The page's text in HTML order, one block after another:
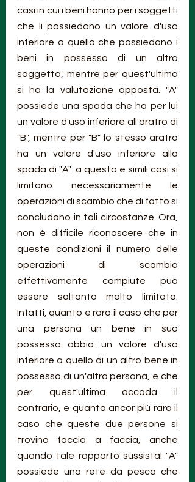
casi in cui i beni hanno per i soggetti
che li possiedono un valore d'uso
inferiore a quello che possiedono i
beni in possesso di un altro
soggetto, mentre per quest'ultimo
si ha la valutazione opposta. "A"
possiede una spada che ha per lui
un valore d'uso inferiore all'aratro di
"B", mentre per "B" lo stesso aratro
ha un valore d'uso inferiore alla
spada di "A": a questo e simili casi si
limitano necessariamente le
operazioni di scambio che di fatto si
concludono in tali circostanze. Ora,
non è difficile riconoscere che in
queste condizioni il numero delle
operazioni di scambio
effettivamente compiute può
essere soltanto molto limitato.
Infatti, quanto è raro il caso che per
una persona un bene in suo
possesso abbia un valore d'uso
inferiore a quello di un altro bene in
possesso di un'altra persona, e che
per quest'ultima accada il
contrario, e quanto ancor più raro il
caso che queste due persone si
trovino faccia a faccia, anche
quando tale rapporto sussista! "A"
possiede una rete da pesca che